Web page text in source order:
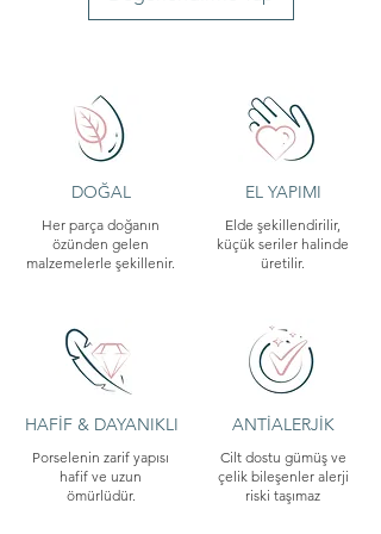
Ürünlerin hiçbiri birbirinin aynısı değildir.
◦ Satın aldığınız ürünlerde 14 gün
temas eden takılarda hijyen nedeniyle
değişim ve iade yapılamamaktadır. Daha
fazla bilgi için İade Politikamızı
inceleyebilirsiniz.
DOĞAL
Her parça doğanın
özünden gelen
malzemelerle şekillenir.
HAFİF & DAYANIKLI
Porselenin zarif yapısı
hafif ve uzun
ömürlüdür.
EL YAPIMI
Elde şekillendirilir,
küçük seriler halinde
üretilir.
ANTİALERJİK
Cilt dostu gümüş ve
çelik bileşenler alerji
riski taşımaz